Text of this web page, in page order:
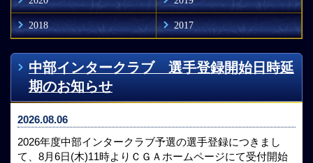
2018 2017
中部インタークラブ 選手登録開始日時延
期のお知らせ
2026.08.06
2026年度中部インタークラブ予選の選手登録につきまし
て、8月6日(木)11時よりＣＧＡホームページにて受付開始